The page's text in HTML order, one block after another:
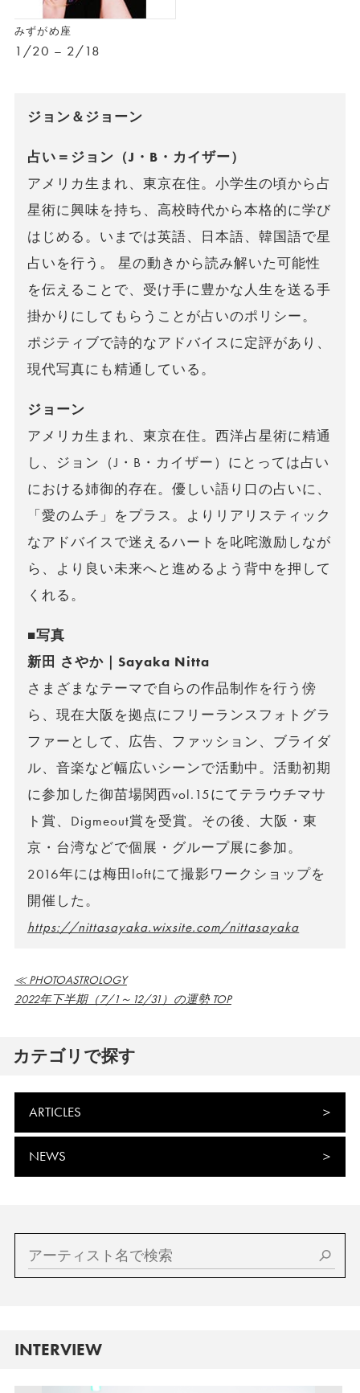
みずがめ座
1/20 – 2/18
ジョン＆ジョーン
占い＝ジョン（J・B・カイザー）
アメリカ生まれ、東京在住。小学生の頃から占
星術に興味を持ち、高校時代から本格的に学び
はじめる。いまでは英語、日本語、韓国語で星
占いを行う。 星の動きから読み解いた可能性
を伝えることで、受け手に豊かな人生を送る手
掛かりにしてもらうことが占いのポリシー。
ポジティブで詩的なアドバイスに定評があり、
現代写真にも精通している。
ジョーン
アメリカ生まれ、東京在住。西洋占星術に精通
し、ジョン（J・B・カイザー）にとっては占い
における姉御的存在。優しい語り口の占いに、
「愛のムチ」をプラス。よりリアリスティック
なアドバイスで迷えるハートを叱咤激励しなが
ら、より良い未来へと進めるよう背中を押して
くれる。
■写真
新田 さやか｜Sayaka Nitta
さまざまなテーマで自らの作品制作を行う傍
ら、現在大阪を拠点にフリーランスフォトグラ
ファーとして、広告、ファッション、ブライダ
ル、音楽など幅広いシーンで活動中。活動初期
に参加した御苗場関西vol.15にてテラウチマサ
ト賞、Digmeout賞を受賞。その後、大阪・東
京・台湾などで個展・グループ展に参加。
2016年には梅田loftにて撮影ワークショップを
開催した。
https://nittasayaka.wixsite.com/nittasayaka
≪ PHOTOASTROLOGY
2022年下半期（7/1～12/31）の運勢 TOP
カテゴリで探す
ARTICLES
NEWS
INTERVIEW